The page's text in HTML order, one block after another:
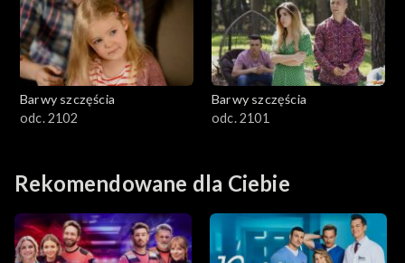
Barwy szczęścia
odc. 2102
Barwy szczęścia
odc. 2101
Rekomendowane dla Ciebie